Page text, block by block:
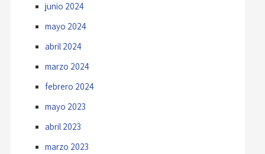
junio 2024
mayo 2024
abril 2024
marzo 2024
febrero 2024
mayo 2023
abril 2023
marzo 2023